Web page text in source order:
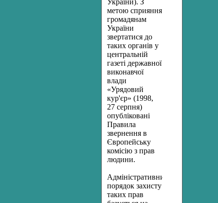
України). З
метою сприяння
громадянам
України
звертатися до
таких органів у
центральній
газеті державної
виконавчої
влади
«Урядовий
кур'єр» (1998,
27 серпня)
опубліковані
Правила
звернення в
Європейську
комісію з прав
людини.
Адміністративний
порядок захисту
таких прав